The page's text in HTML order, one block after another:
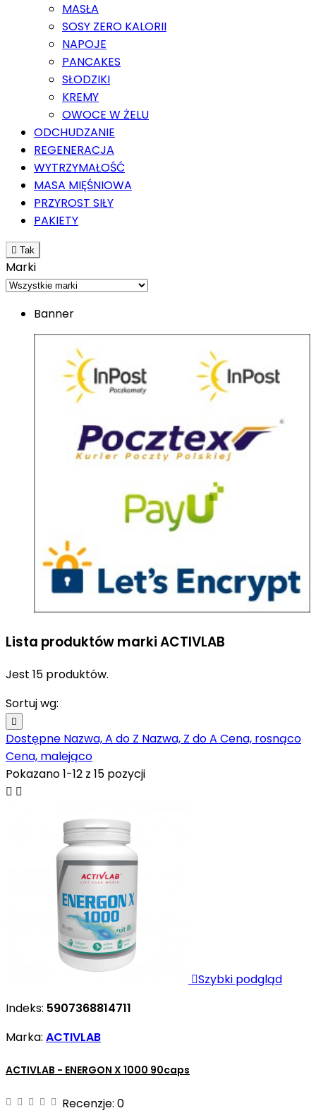
MASŁA
SOSY ZERO KALORII
NAPOJE
PANCAKES
SŁODZIKI
KREMY
OWOCE W ŻELU
ODCHUDZANIE
REGENERACJA
WYTRZYMAŁOŚĆ
MASA MIĘŚNIOWA
PRZYROST SIŁY
PAKIETY
 Tak
Marki
Banner
Lista produktów marki ACTIVLAB
Jest 15 produktów.
Sortuj wg:

Dostępne Nazwa, A do Z Nazwa, Z do A Cena, rosnąco
Cena, malejąco
Pokazano 1-12 z 15 pozycji
 
Szybki podgląd
Indeks: 5907368814711
Marka: ACTIVLAB
ACTIVLAB - ENERGON X 1000 90caps
Recenzje: 0